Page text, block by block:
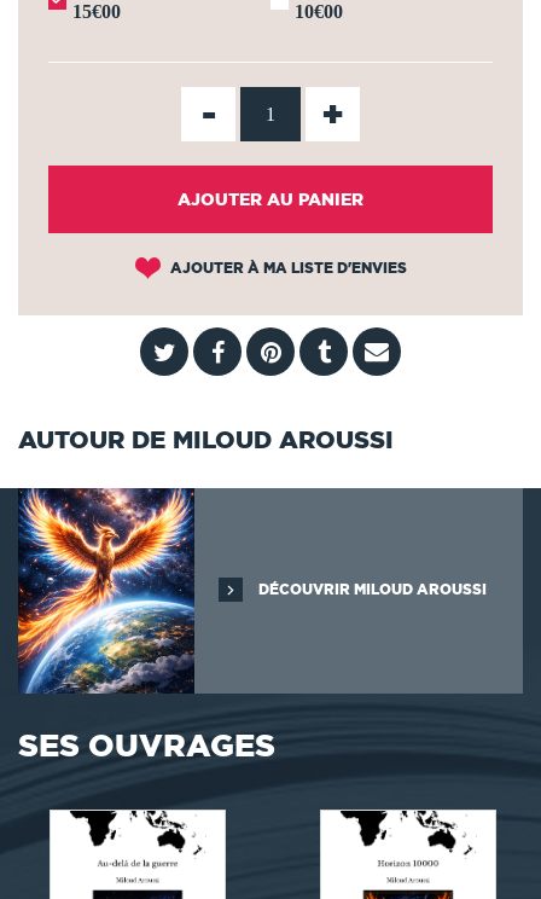
15€00 10€00
- +
AJOUTER AU PANIER
AJOUTER À MA LISTE D'ENVIES
AUTOUR DE MILOUD AROUSSI
DÉCOUVRIR MILOUD AROUSSI
SES OUVRAGES